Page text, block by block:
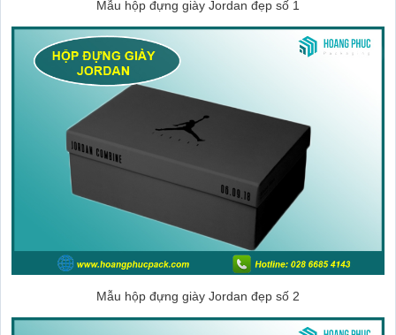
Mẫu hộp đựng giày Jordan đẹp số 1
Mẫu hộp đựng giày Jordan đẹp số 2